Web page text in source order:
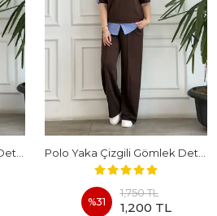
%31
1,750 TL
1,200 TL